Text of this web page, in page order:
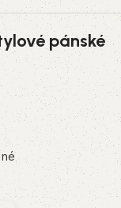
pánské